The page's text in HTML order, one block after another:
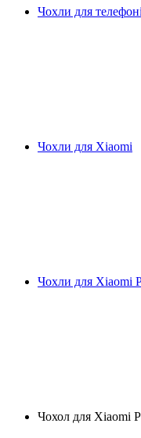
Чохли для
Чохли для Xiaomi
Чохли для Xiaomi
Чохол для Xiaomi